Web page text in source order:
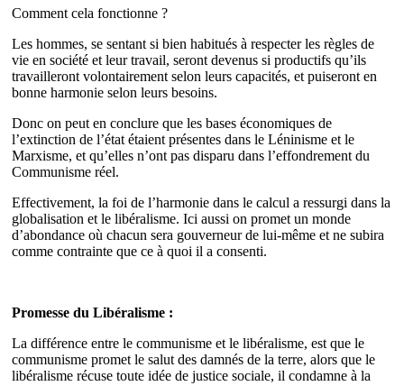
Comment cela fonctionne ?
Les hommes, se sentant si bien habitués à respecter les règles de
vie en société et leur travail, seront devenus si productifs qu’ils
travailleront volontairement selon leurs capacités, et puiseront en
bonne harmonie selon leurs besoins.
Donc on peut en conclure que les bases économiques de
l’extinction de l’état étaient présentes dans le Léninisme et le
Marxisme, et qu’elles n’ont pas disparu dans l’effondrement du
Communisme réel.
Effectivement, la foi de l’harmonie dans le calcul a ressurgi dans la
globalisation et le libéralisme. Ici aussi on promet un monde
d’abondance où chacun sera gouverneur de lui-même et ne subira
comme contrainte que ce à quoi il a consenti.
Promesse du Libéralisme :
La différence entre le communisme et le libéralisme, est que le
communisme promet le salut des damnés de la terre, alors que le
libéralisme récuse toute idée de justice sociale, il condamne à la